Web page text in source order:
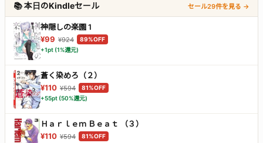
📚 本日のKindleセール セール29件を見る →
神隠しの楽園 1
¥99 ¥924
89%OFF
+1pt (1%還元)
蒼く染めろ（２）
¥110 ¥594
81%OFF
+55pt (50%還元)
Ｈａｒｌｅｍ Ｂｅａｔ （３）
¥110 ¥594
81%OFF